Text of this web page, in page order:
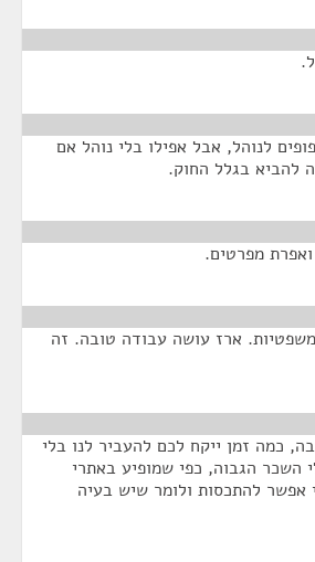
לנוהל, אבל אפילו בלי נוהל אם
להביא בגלל החוק.
מפרטים.
ארז עושה עבודה טובה. זה
כמה זמן ייקח לכם להעביר לנו בלי
הגבוה, כפי שמופיע באתרי
אפשר להתכסות ולומר שיש בעיה